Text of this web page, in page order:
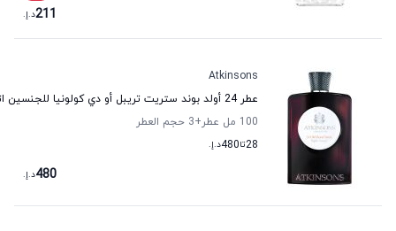
211د.إ.
Atkinsons
عطر 24 أولد بوند ستريت تريبل أو دي كولونيا للجنسين اتكينسونس
100 مل عطر
+3
حجم العطر
28تا480د.إ.
480د.إ.